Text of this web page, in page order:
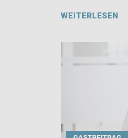
WEITERLESEN